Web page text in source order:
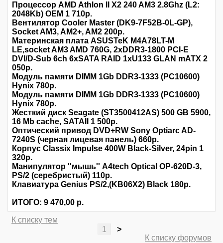
Процессор AMD Athlon II X2 240 AM3 2.8Ghz (L2:
2048Kb) OEM 1 710р.
Вентилятор Cooler Master (DK9-7F52B-0L-GP),
Socket AM3, AM2+, AM2 200р.
Материнская плата ASUSTeK M4A78LT-M
LE,socket AM3 AMD 760G, 2xDDR3-1800 PCI-E
DVI/D-Sub 6ch 6xSATA RAID 1xU133 GLAN mATX 2
050р.
Модуль памяти DIMM 1Gb DDR3-1333 (PC10600)
Hynix 780р.
Модуль памяти DIMM 1Gb DDR3-1333 (PC10600)
Hynix 780р.
Жесткий диск Seagate (ST3500412AS) 500 GB 5900,
16 Mb cache, SATAII 1 500р.
Оптический привод DVD+RW Sony Optiarc AD-
7240S (черная лицевая панель) 660р.
Корпус Classix Impulse 400W Black-Silver, 24pin 1
320р.
Манипулятор ''мышь'' A4tech Optical OP-620D-3,
PS/2 (серебристый) 110р.
Клавиатура Genius PS/2,(KB06X2) Black 180р.
ИТОГО: 9 470,00 р.
К списку тем
1
>
К списку форумов